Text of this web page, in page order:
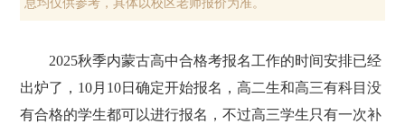
息均仅供参考，具体以校区老师报价为准。
2025秋季内蒙古高中合格考报名工作的时间安排已经
出炉了，10月10日确定开始报名，高二生和高三有科目没
有合格的学生都可以进行报名，不过高三学生只有一次补